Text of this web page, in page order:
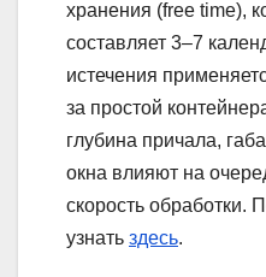
хранения (free time),
составляет 3–7
истечения
за простой
глубина причала,
окна влияют на
скорость обработки.
узнать здесь.